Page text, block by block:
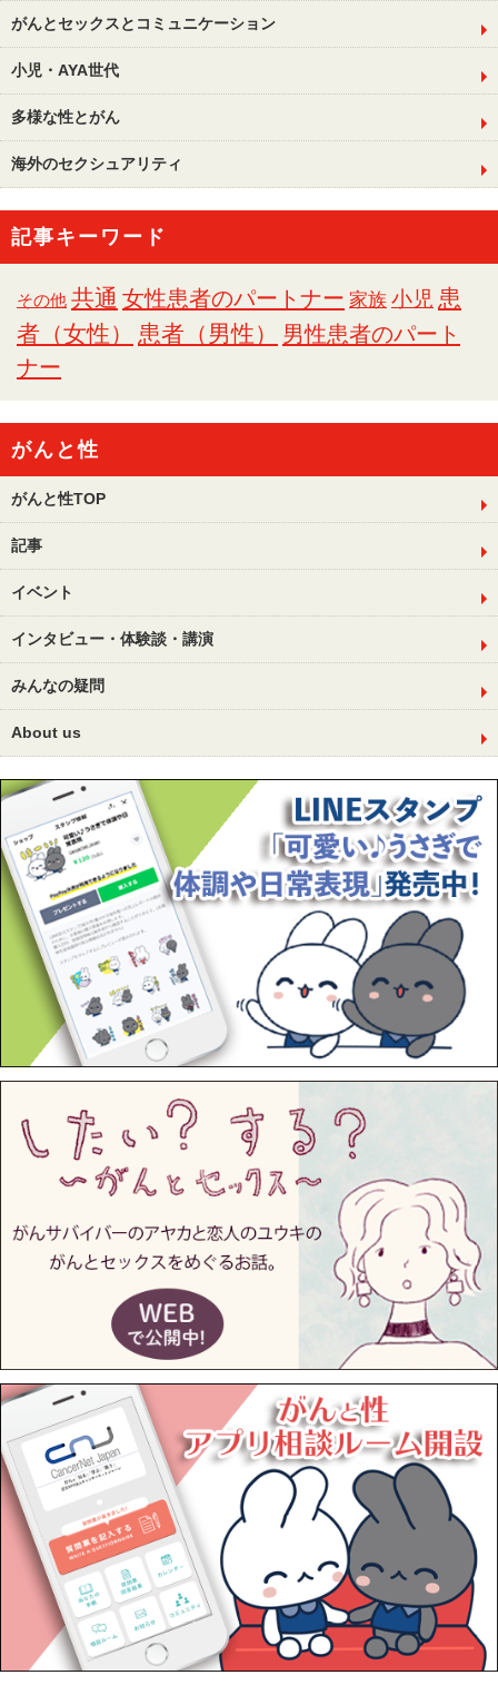
がんとセックスとコミュニケーション
小児・AYA世代
多様な性とがん
海外のセクシュアリティ
記事キーワード
その他 共通 女性患者のパートナー 家族 小児 患
者（女性）
患者（男性）
男性患者のパート
ナー
がんと性
がんと性TOP
記事
イベント
インタビュー・体験談・講演
みんなの疑問
About us